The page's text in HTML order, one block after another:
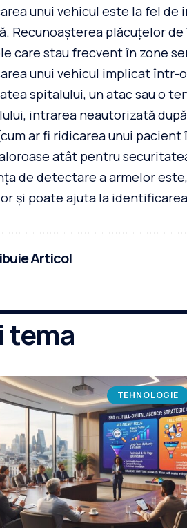
unui vehicul este la fel
Recunoașterea plăcuțelor
care stau frecvent în zone
unui vehicul implicat într-
spitalului, un atac sau o
intrarea neautorizată
ar fi ridicarea unui
atât pentru
de detectare a armelor
și poate ajuta la
Articol
tema
TEHNOLOGIE